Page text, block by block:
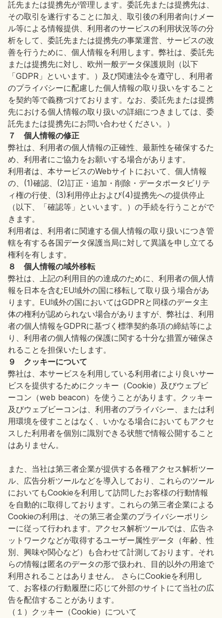
託先または提携先が管理します。委託先または提携先は、
その取引を遂行することに加え、取引後の利用者向けメー
ル等による情報提供、利用者のサービスの利用状況等の分
析をして、委託先または提携先の事業運営、サービスの改
善を行うために、個人情報を利用します。弊社は、委託先
または提携先に対し、欧州一般データ保護規則（以下
「GDPR」といいます。）及び関連法令を遵守し、利用者
のプライバシーに配慮した個人情報の取り扱いをすること
を契約等で義務づけております。なお、委託先または提携
先における個人情報の取り扱いの詳細につきましては、委
託先または提携先にお問い合わせください。）
７ 個人情報の修正
弊社は、利用者の個人情報の正確性、最新性を確保するた
め、利用者にご協力をお願いする場合があります。
利用者は、本サービスのWebサイトにおいて、個人情報
の、(1)確認、(2)訂正・追加・削除・データポータビリテ
ィ権の行使、(3)利用停止および(4)提携先への提供停止
（以下、「確認等」といいます。）の手続を行うことがで
きます。
利用者は、利用者に関連する個人情報の取り扱いにつき管
轄を有する各国データ保護当局に対して異議を申し立てる
権利を有します。
８ 個人情報の域外移転
弊社は、上記の利用目的の達成のために、利用者の個人情
報を日本を含むEU域外の国に移転して取り扱う場合があ
ります。EU域外の国においてはGDPRと同様のデータ主
体の権利が認められない場合がありますが、弊社は、利用
者の個人情報をGDPRに基づく標準契約条項の締結等によ
り、利用者の個人情報の保護に関する十分な措置が確保さ
れることを担保いたします。
９ クッキーについて
弊社は、本サービスを利用している利用者により良いサー
ビスを提供するためにクッキー（Cookie）及びウェブビ
ーコン（web beacon）を使うことがあります。クッキー
及びウェブビーコンは、利用者のプライバシー、または利
用環境を侵すことはなく、いかなる場合においてもアクセ
スした利用者を個別に識別できる状態で情報公開すること
はありません。
また、当社は第三者企業が提供する各種アクセス解析ツー
ル、広告分析ツールなどを導入しており、これらのツール
においてもCookieを利用して訪問したお客様の行動情報
を自動的に取得しております。これらの第三者企業による
Cookieの利用は、その第三者企業のプライバシーポリシ
ーに従って行われます。アクセス解析ツールでは、広告ネ
ットワークなどが取得するユーザー属性データ（年齢、性
別、興味や関心など）も合わせて計測しております。それ
らの情報は匿名のデータの形で扱われ、目的以外の用途で
利用されることはありません。 さらにCookieを利用し
て、お客様の行動履歴に応じて外部のサイトにて当社の広
告を配信することがあります。
（１）クッキー（Cookie）について